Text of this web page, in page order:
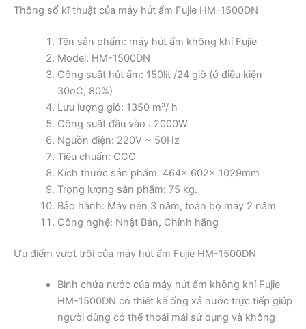
Thông số kĩ thuật của máy hút ẩm Fujie HM-1500DN
Tên sản phẩm: máy hút ẩm không khí Fujie
Model: HM-1500DN
Công suất hút ẩm: 150lít /24 giờ (ở điều kiện
30oC, 80%)
Lưu lượng gió: 1350 m³/ h
Công suất đầu vào : 2000W
Nguồn điện: 220V ~ 50Hz
Tiêu chuẩn: CCC
Kích thước sản phẩm: 464× 602× 1029mm
Trọng lượng sản phẩm: 75 kg.
Bảo hành: Máy nén 3 năm, toàn bộ máy 2 năm
Công nghệ: Nhật Bản, Chính hãng
Ưu điểm vượt trội của máy hút ẩm Fujie HM-1500DN
Bình chứa nước của máy hút ẩm không khí Fujie
HM-1500DN có thiết kế ống xả nước trực tiếp giúp
người dùng có thể thoải mái sử dụng và không